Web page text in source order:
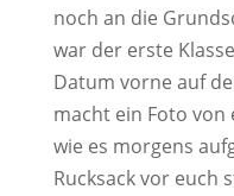
noch an die
war der erste
Datum vorne auf
macht ein Foto
wie es morgens
Rucksack vor euch